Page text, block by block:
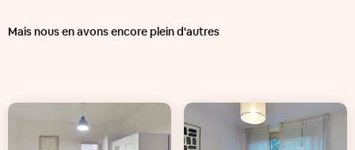
Mais nous en avons encore plein d'autres